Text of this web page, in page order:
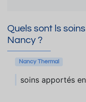
Quels sont ls
Nancy ?
Nancy Thermal
soins apportés